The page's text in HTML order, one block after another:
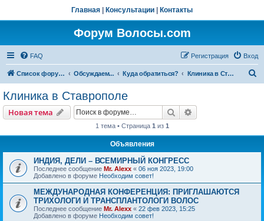
Главная Консультации Контакты
Форум Волосы.com
FAQ Вход
Регистрация
Список форумов Обсуждаем... Куда обратиться? Клиника в Ставрополе
Клиника в Ставрополе
Новая тема Поиск
1 тема • Страница 1 из 1
Объявления
ИНДИЯ, ДЕЛИ – ВСЕМИРНЫЙ КОНГРЕСС
Последнее сообщение Mr. Alexx « 06 ноя 2023, 19:00
Добавлено в форуме Необходим совет!
МЕЖДУНАРОДНАЯ КОНФЕРЕНЦИЯ: ПРИГЛАШАЮТСЯ
ТРИХОЛОГИ И ТРАНСПЛАНТОЛОГИ ВОЛОС
Последнее сообщение Mr. Alexx « 22 фев 2023, 15:25
Добавлено в форуме Необходим совет!